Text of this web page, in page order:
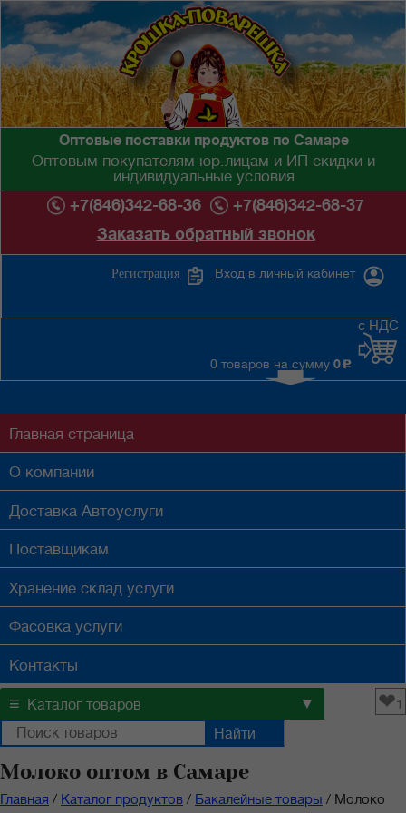
Оптовые поставки продуктов по Самаре
Оптовым покупателям юр.лицам и ИП скидки и
индивидуальные условия
+7(846)342-68-36
+7(846)342-68-37
Заказать обратный звонок
Вход в личный кабинет
Регистрация
0 товаров на сумму 0 c
с НДС
Главная страница
О компании
Доставка Автоуслуги
Поставщикам
Хранение склад.услуги
Фасовка услуги
Контакты
≡ Каталог товаров ▼ ❤1
Молоко оптом в Самаре
Главная / Каталог продуктов / Бакалейные товары / Молоко